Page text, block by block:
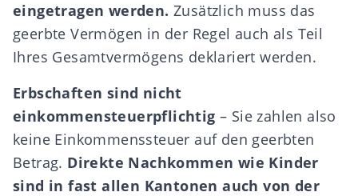
eingetragen werden. Zusätzlich muss das
geerbte Vermögen in der Regel auch als Teil
Ihres Gesamtvermögens deklariert werden.
Erbschaften sind nicht
einkommensteuerpflichtig – Sie zahlen also
keine Einkommenssteuer auf den geerbten
Betrag. Direkte Nachkommen wie Kinder
sind in fast allen Kantonen auch von der